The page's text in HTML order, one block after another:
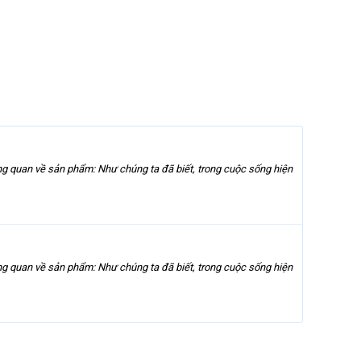
quan về sản phẩm: Như chúng ta đã biết, trong cuộc sống hiện
quan về sản phẩm: Như chúng ta đã biết, trong cuộc sống hiện